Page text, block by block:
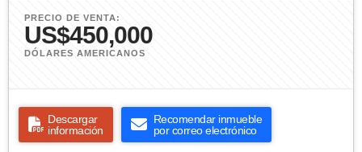
PRECIO DE VENTA:
US$450,000
DÓLARES AMERICANOS
Descargar
información
Recomendar inmueble
por correo electrónico